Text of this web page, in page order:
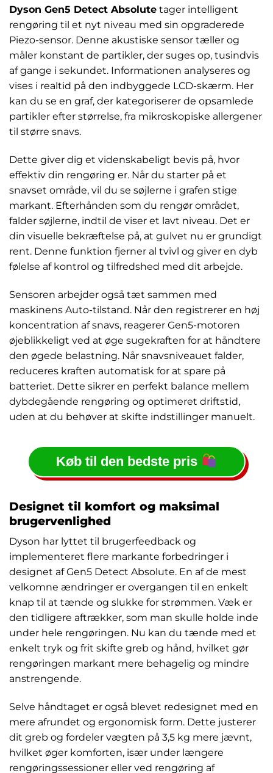
Dyson Gen5 Detect Absolute tager intelligent
rengøring til et nyt niveau med sin opgraderede
Piezo-sensor. Denne akustiske sensor tæller og
måler konstant de partikler, der suges op, tusindvis
af gange i sekundet. Informationen analyseres og
vises i realtid på den indbyggede LCD-skærm. Her
kan du se en graf, der kategoriserer de opsamlede
partikler efter størrelse, fra mikroskopiske allergener
til større snavs.
Dette giver dig et videnskabeligt bevis på, hvor
effektiv din rengøring er. Når du starter på et
snavset område, vil du se søjlerne i grafen stige
markant. Efterhånden som du rengør området,
falder søjlerne, indtil de viser et lavt niveau. Det er
din visuelle bekræftelse på, at gulvet nu er grundigt
rent. Denne funktion fjerner al tvivl og giver en dyb
følelse af kontrol og tilfredshed med dit arbejde.
Sensoren arbejder også tæt sammen med
maskinens Auto-tilstand. Når den registrerer en høj
koncentration af snavs, reagerer Gen5-motoren
øjeblikkeligt ved at øge sugekraften for at håndtere
den øgede belastning. Når snavsniveauet falder,
reduceres kraften automatisk for at spare på
batteriet. Dette sikrer en perfekt balance mellem
dybdegående rengøring og optimeret driftstid,
uden at du behøver at skifte indstillinger manuelt.
Køb til den bedste pris
Designet til komfort og maksimal
brugervenlighed
Dyson har lyttet til brugerfeedback og
implementeret flere markante forbedringer i
designet af Gen5 Detect Absolute. En af de mest
velkomne ændringer er overgangen til en enkelt
knap til at tænde og slukke for strømmen. Væk er
den tidligere aftrækker, som man skulle holde inde
under hele rengøringen. Nu kan du tænde med et
enkelt tryk og frit skifte greb og hånd, hvilket gør
rengøringen markant mere behagelig og mindre
anstrengende.
Selve håndtaget er også blevet redesignet med en
mere afrundet og ergonomisk form. Dette justerer
dit greb og fordeler vægten på 3,5 kg mere jævnt,
hvilket øger komforten, især under længere
rengøringssessioner eller ved rengøring af